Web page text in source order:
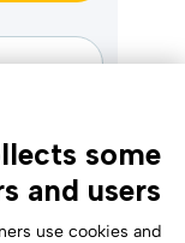
some
and users
use cookies and